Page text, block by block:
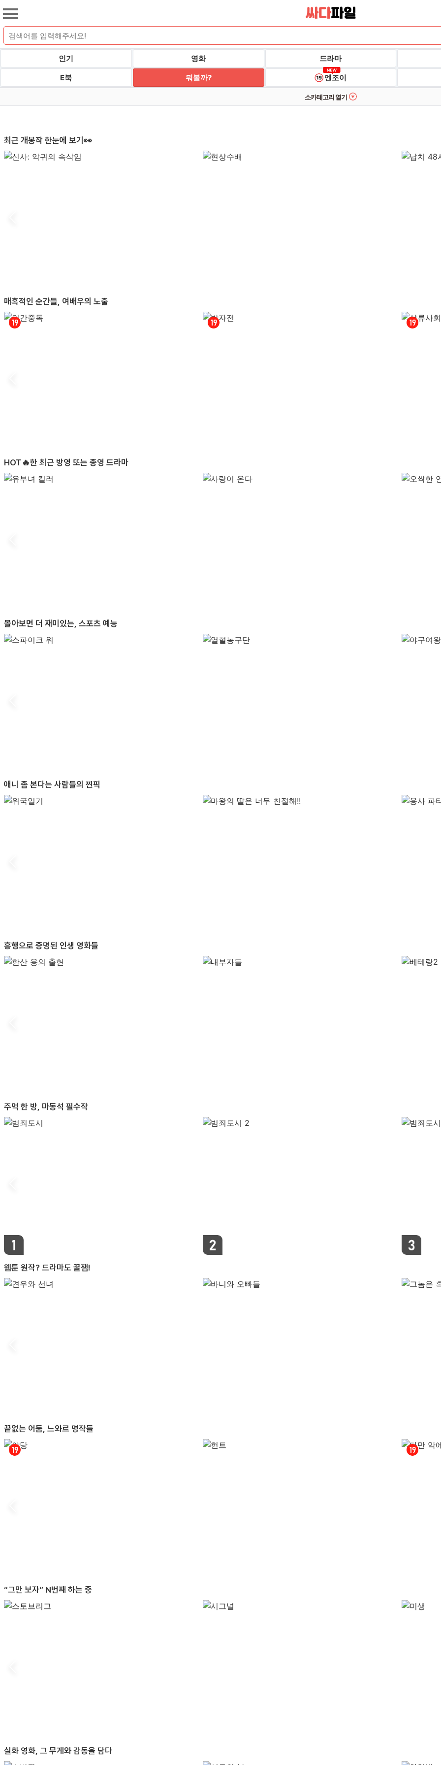
인기 영화 드라마
E북 뭐볼까? 엔조이
소카테고리 열기
최근 개봉작 한눈에 보기👀
매혹적인 순간들, 여배우의 노출
HOT🔥한 최근 방영 또는 종영 드라마
몰아보면 더 재미있는, 스포츠 예능
애니 좀 본다는 사람들의 찐픽
흥행으로 증명된 인생 영화들
주먹 한 방, 마동석 필수작
웹툰 원작? 드라마도 꿀잼!
끝없는 어둠, 느와르 명작들
“그만 보자” N번째 하는 중
실화 영화, 그 무게와 감동을 담다